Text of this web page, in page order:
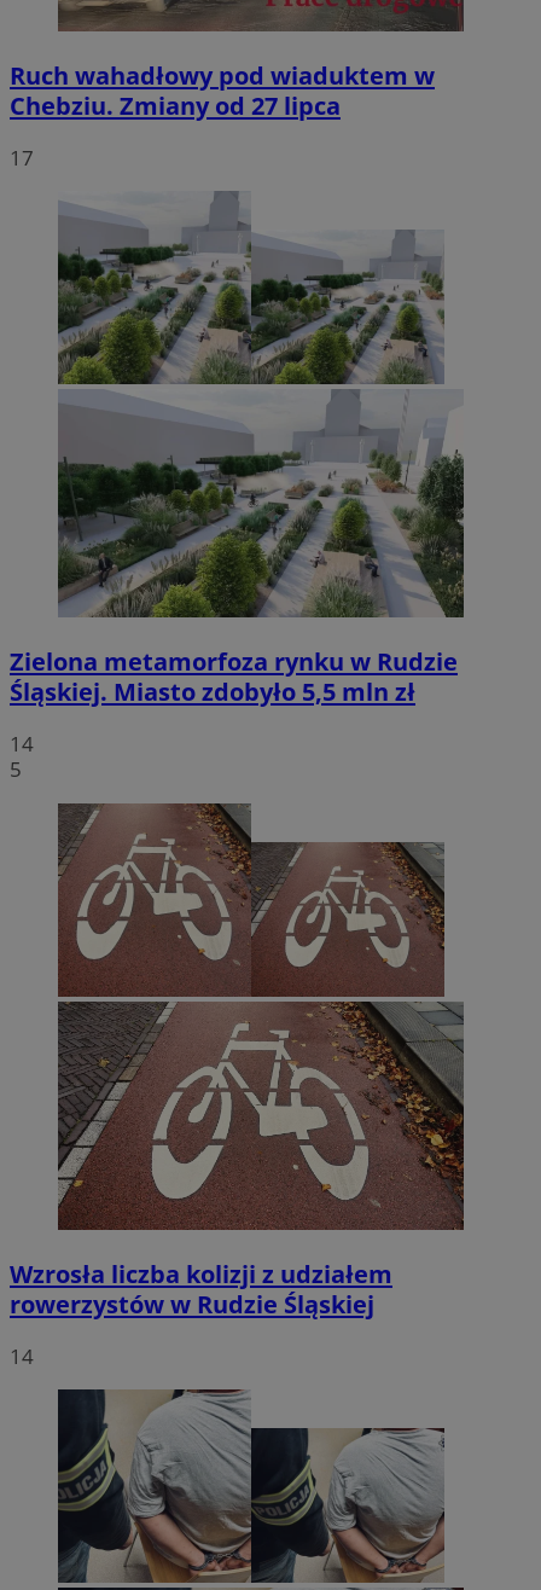
Ruch wahadłowy pod wiaduktem w
Chebziu. Zmiany od 27 lipca
17
Zielona metamorfoza rynku w Rudzie
Śląskiej. Miasto zdobyło 5,5 mln zł
14
5
Wzrosła liczba kolizji z udziałem
rowerzystów w Rudzie Śląskiej
14